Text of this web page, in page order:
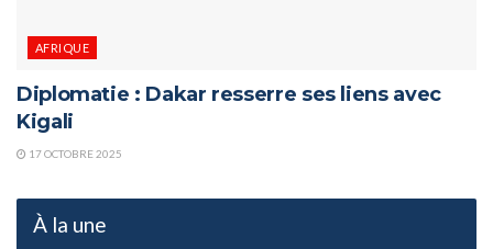
AFRIQUE
Diplomatie : Dakar resserre ses liens avec
Kigali
17 OCTOBRE 2025
À la une